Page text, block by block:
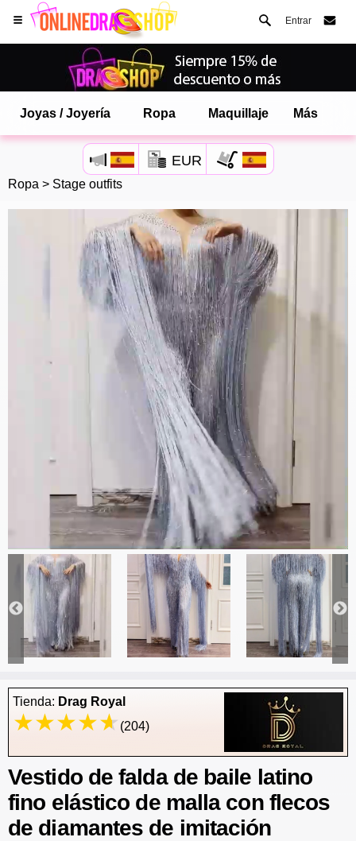
Entrar
Joyas / Joyería Ropa Maquillaje Más
EUR
Ropa > Stage outfits
Tienda: Drag Royal
(204)
Vestido de falda de baile latino
fino elástico de malla con flecos
de diamantes de imitación
Abre tu menú de Safari.
y toca AÑADIR A LA PANTALLA DE INICIO
onlinedragshop ahora está instalado como APLICACIÓN